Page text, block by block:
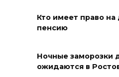
областью
Кто имеет право
пенсию
Ночные заморозки
ожидаются в